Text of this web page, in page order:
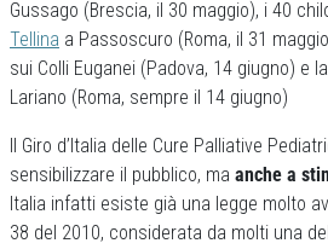
Gussago (Brescia, il 30 maggio), i 40
Tellina a Passoscuro (Roma, il 31
sui Colli Euganei (Padova, 14 giugno) e la
Lariano (Roma, sempre il 14 giugno)
Il Giro d’Italia delle Cure Palliative
sensibilizzare il pubblico, ma anche a
Italia infatti esiste già una legge molto
38 del 2010, considerata da molti una